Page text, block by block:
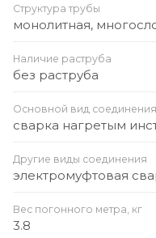
Структура трубы
монолитная,
Наличие раструба
без раструба
Основной вид соединения
сварка нагретым
Другие виды соединения
электромуфтовая
Вес погонного метра, кг
3.8